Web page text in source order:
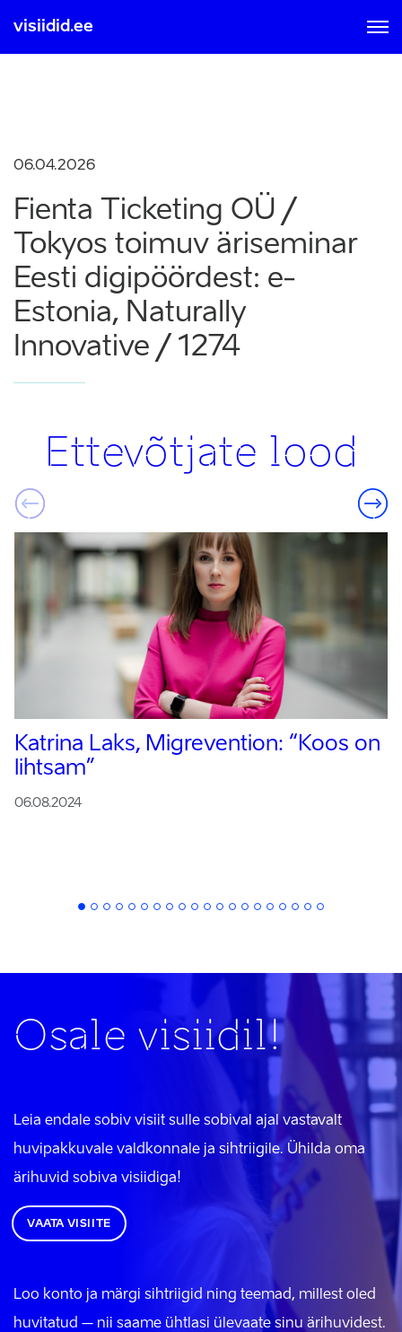
visiidid.ee
tingimustega, mis on loetavad
06.04.2026
Fienta Ticketing OÜ /
Tokyos toimuv äriseminar
Eesti digipöördest: e-
Estonia, Naturally
Innovative / 1274
Ettevõtjate lood
Katrina Laks, Migrevention: “Koos on
lihtsam”
06.08.2024
Osale visiidil!
Leia endale sobiv visiit sulle sobival ajal vastavalt
huvipakkuvale valdkonnale ja sihtriigile. Ühilda oma
ärihuvid sobiva visiidiga!
VAATA VISIITE
Loo konto ja märgi sihtriigid ning teemad, millest oled
huvitatud – nii saame ühtlasi ülevaate sinu ärihuvidest.